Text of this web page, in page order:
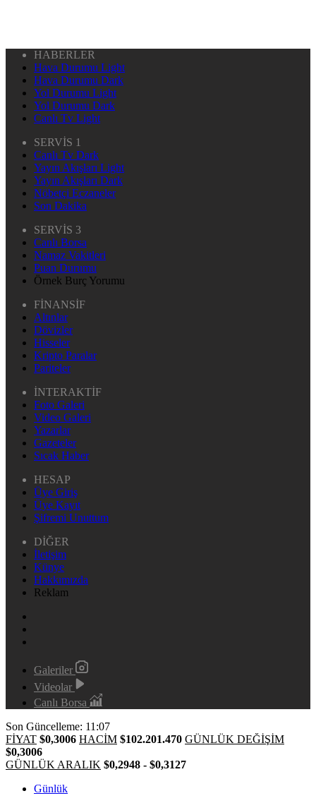
HABERLER
Hava Durumu Light
Hava Durumu Dark
Yol Durumu Light
Yol Durumu Dark
Canlı Tv Light
SERVİS 1
Canlı Tv Dark
Yayın Akışları Light
Yayın Akışları Dark
Nöbetçi Eczaneler
Son Dakika
SERVİS 3
Canlı Borsa
Namaz Vakitleri
Puan Durumu
Örnek Burç Yorumu
FİNANSİF
Altınlar
Dövizler
Hisseler
Kripto Paralar
Pariteler
İNTERAKTİF
Foto Galeri
Video Galeri
Yazarlar
Gazeteler
Sıcak Haber
HESAP
Üye Giriş
Üye Kayıt
Şifremi Unuttum
DİĞER
İletişim
Künye
Hakkımızda
Reklam
Galeriler
Videolar
Canlı Borsa
Son Güncelleme: 11:07
FİYAT $0,3006 HACİM $102.201.470 GÜNLÜK DEĞİŞİM
$0,3006
GÜNLÜK ARALIK $0,2948 - $0,3127
Günlük